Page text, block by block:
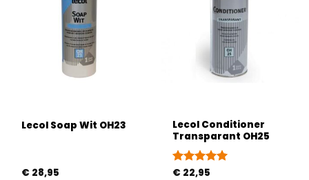
Lecol Soap Wit OH23
€ 28,95
Lecol Conditioner
Transparant OH25
Gewaardeerd
€ 22,95